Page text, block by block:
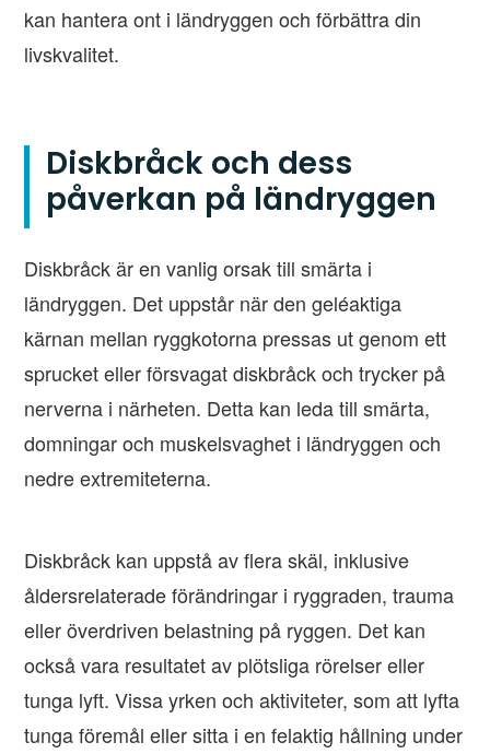
kan hantera ont i ländryggen och förbättra din
livskvalitet.
Diskbråck och dess
påverkan på ländryggen
Diskbråck är en vanlig orsak till smärta i
ländryggen. Det uppstår när den geléaktiga
kärnan mellan ryggkotorna pressas ut genom ett
sprucket eller försvagat diskbråck och trycker på
nerverna i närheten. Detta kan leda till smärta,
domningar och muskelsvaghet i ländryggen och
nedre extremiteterna.
Diskbråck kan uppstå av flera skäl, inklusive
åldersrelaterade förändringar i ryggraden, trauma
eller överdriven belastning på ryggen. Det kan
också vara resultatet av plötsliga rörelser eller
tunga lyft. Vissa yrken och aktiviteter, som att lyfta
tunga föremål eller sitta i en felaktig hållning under